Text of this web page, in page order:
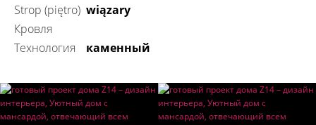
Strop (piętro) wiązary
Кровля
технология
каменный